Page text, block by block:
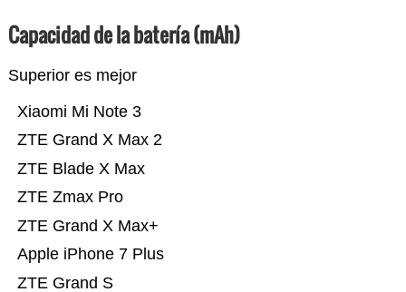
Capacidad de la batería (mAh)
Superior es mejor
ZTE Grand S
Apple iPhone 7 Plus
ZTE Grand X Max+
ZTE Zmax Pro
ZTE Blade X Max
ZTE Grand X Max 2
Xiaomi Mi Note 3